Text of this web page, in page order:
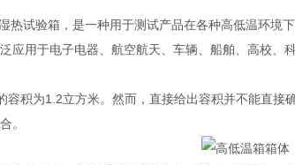
热试验箱，是一种用于测试产品在各种高低温环境
应用于电子电器、航空航天、车辆、船舶、高校、
容积为1.2立方米。然而，直接给出容积并不能直接
。